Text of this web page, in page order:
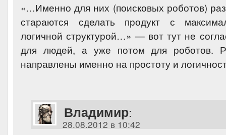
«…Именно для них (поисковых роботов)
стараются сделать продукт с
логичной структурой…» — вот тут не
для людей, а уже потом для роботов.
направлены именно на простоту и
Владимир:
28.08.2012 в 10:42